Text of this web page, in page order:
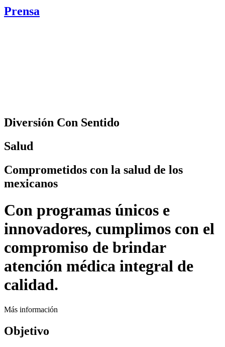
Prensa
Diversión Con Sentido
Salud
Comprometidos con la salud de los
mexicanos
Con programas únicos e
innovadores, cumplimos con el
compromiso de brindar
atención médica integral de
calidad.
Más información
Objetivo